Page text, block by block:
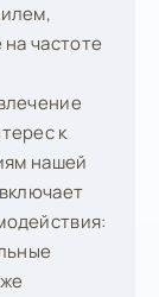
частоте
к
нашей